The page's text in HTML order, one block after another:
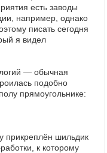
есть заводы
например, однако
писать сегодня
я видел
— обычная
подобно
прямоугольнике:
прикреплён шильдик
к которому